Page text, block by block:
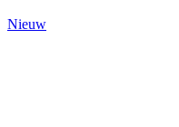
Nieuw